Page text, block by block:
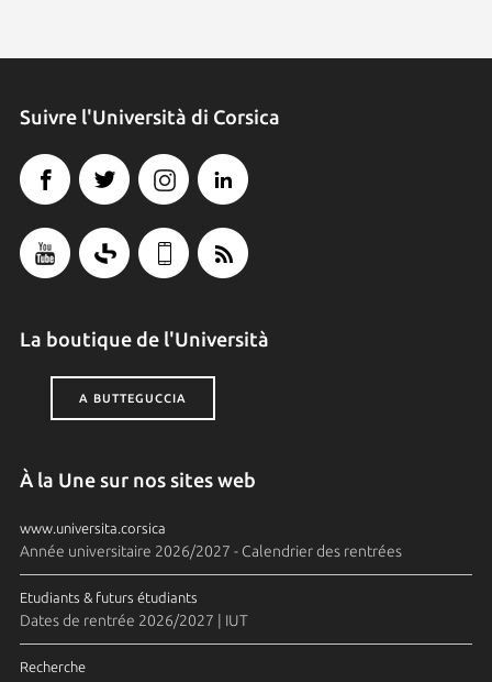
Suivre l'Università di Corsica
La boutique de l'Università
A BUTTEGUCCIA
À la Une sur nos sites web
www.universita.corsica
Année universitaire 2026/2027 - Calendrier des rentrées
Etudiants & futurs étudiants
Dates de rentrée 2026/2027 | IUT
Recherche